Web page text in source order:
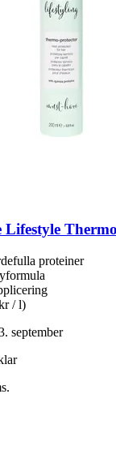
Lifestyle
proteiner
/ l)
september